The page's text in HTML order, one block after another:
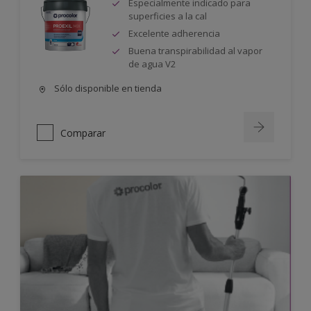
Especialmente indicado para
superficies a la cal
Excelente adherencia
Buena transpirabilidad al vapor
de agua V2
Sólo disponible en tienda
Comparar